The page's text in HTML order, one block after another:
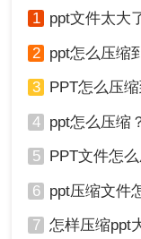
注意：在优化
响PPT的核心内
免过度压缩导致
使用在线压缩工
方便地将PPT文
通常提供了简单
1 ppt文件太大了
2 ppt怎么压缩到
3 PPT怎么压缩
4 ppt怎么压缩
5 PPT文件怎么
6 ppt压缩文件怎
7 怎样压缩ppt